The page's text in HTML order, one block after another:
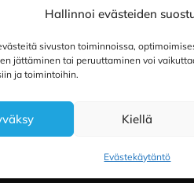
Hallinnoi evästeiden
sivuston toiminnoissa,
jättäminen tai peruuttaminen voi
ja toimintoihin.
Kiellä
Evästekäytäntö